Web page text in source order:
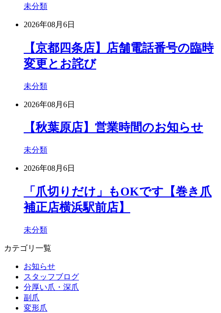
未分類
2026年08月6日
【京都四条店】店舗電話番号の臨時
変更とお詫び
未分類
2026年08月6日
【秋葉原店】営業時間のお知らせ
未分類
2026年08月6日
「爪切りだけ」もOKです【巻き爪
補正店横浜駅前店】
未分類
カテゴリ一覧
お知らせ
スタッフブログ
分厚い爪・深爪
副爪
変形爪